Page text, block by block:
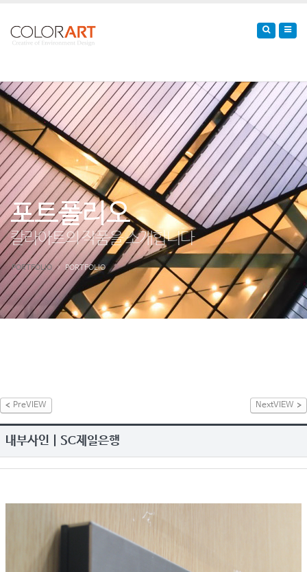
포트폴리오
칼라아트의 작품을 소개합니다
PORTFOLIO PORTFOLIO
PreVIEW NextVIEW
내부사인 | SC제일은행